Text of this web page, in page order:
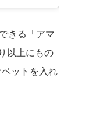
きる「アマ
以上にもの
ットを入れ